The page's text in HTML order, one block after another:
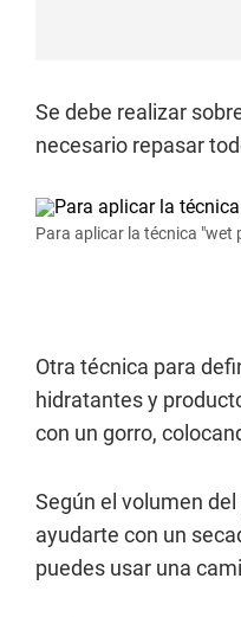
Se debe realizar
necesario repasar
Para aplicar la técnica "wet
Otra técnica para
hidratantes y
con un gorro,
Según el volumen del
ayudarte con un
puedes usar una